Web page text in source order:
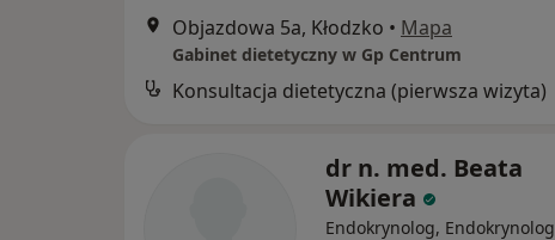
Objazdowa 5a, Kłodzko • Mapa
Gabinet dietetyczny w Gp Centrum
Konsultacja dietetyczna (pierwsza wizyta)
dr n. med. Beata
Wikiera
Endokrynolog, Endokrynolog